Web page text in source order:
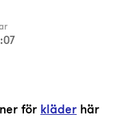
för kläder här